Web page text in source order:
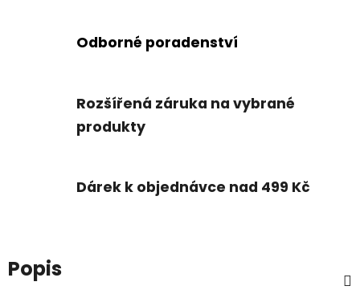
Odborné poradenství
Rozšířená záruka na vybrané
produkty
Dárek k objednávce nad 499 Kč
Popis